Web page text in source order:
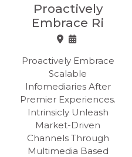
Proactively
Embrace Ri
Proactively Embrace
Scalable
Infomediaries After
Premier Experiences.
Intrinsicly Unleash
Market-Driven
Channels Through
Multimedia Based